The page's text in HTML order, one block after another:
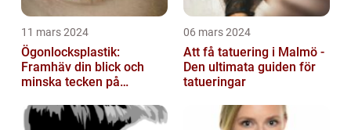
11 mars 2024
Ögonlocksplastik:
Framhäv din blick och
minska tecken på
06 mars 2024
Att få tatuering i Malmö -
Den ultimata guiden för
tatueringar